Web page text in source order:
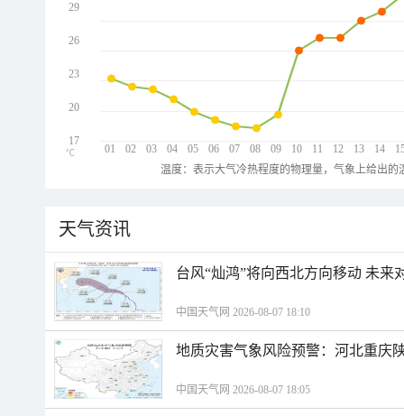
01 02 03 04 05 06 07 08 09 10 11 12 13 14
29
26
23
20
17
℃
温度：表示大气冷热程度的物理量，气象上给出
天气资讯
台风“灿鸿”将向西北方向移动 未来
中国天气网 2026-08-07 18:10
地质灾害气象风险预警：河北重庆
中国天气网 2026-08-07 18:05